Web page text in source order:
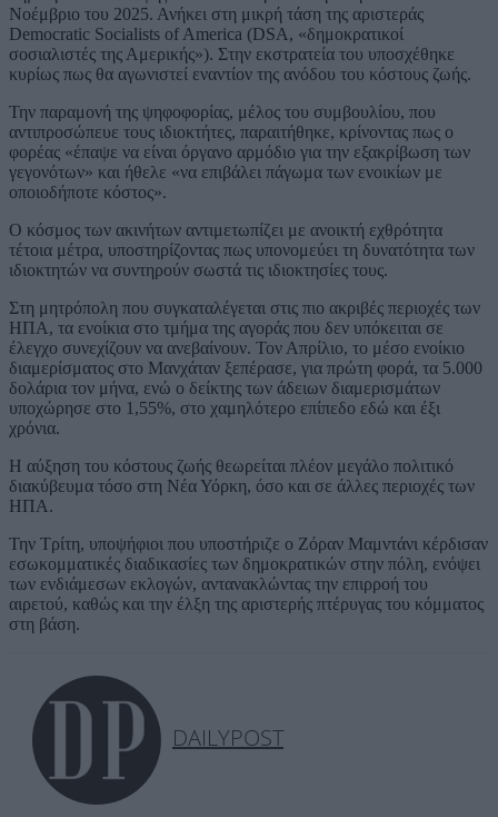
Νοέμβριο του 2025. Ανήκει στη μικρή τάση της αριστεράς
Democratic Socialists of America (DSA, «δημοκρατικοί
σοσιαλιστές της Αμερικής»). Στην εκστρατεία του υποσχέθηκε
κυρίως πως θα αγωνιστεί εναντίον της ανόδου του κόστους ζωής.
Την παραμονή της ψηφοφορίας, μέλος του συμβουλίου, που
αντιπροσώπευε τους ιδιοκτήτες, παραιτήθηκε, κρίνοντας πως ο
φορέας «έπαψε να είναι όργανο αρμόδιο για την εξακρίβωση των
γεγονότων» και ήθελε «να επιβάλει πάγωμα των ενοικίων με
οποιοδήποτε κόστος».
Ο κόσμος των ακινήτων αντιμετωπίζει με ανοικτή εχθρότητα
τέτοια μέτρα, υποστηρίζοντας πως υπονομεύει τη δυνατότητα των
ιδιοκτητών να συντηρούν σωστά τις ιδιοκτησίες τους.
Στη μητρόπολη που συγκαταλέγεται στις πιο ακριβές περιοχές των
ΗΠΑ, τα ενοίκια στο τμήμα της αγοράς που δεν υπόκειται σε
έλεγχο συνεχίζουν να ανεβαίνουν. Τον Απρίλιο, το μέσο ενοίκιο
διαμερίσματος στο Μανχάταν ξεπέρασε, για πρώτη φορά, τα 5.000
δολάρια τον μήνα, ενώ ο δείκτης των άδειων διαμερισμάτων
υποχώρησε στο 1,55%, στο χαμηλότερο επίπεδο εδώ και έξι
χρόνια.
Η αύξηση του κόστους ζωής θεωρείται πλέον μεγάλο πολιτικό
διακύβευμα τόσο στη Νέα Υόρκη, όσο και σε άλλες περιοχές των
ΗΠΑ.
Την Τρίτη, υποψήφιοι που υποστήριζε ο Ζόραν Μαμντάνι κέρδισαν
εσωκομματικές διαδικασίες των δημοκρατικών στην πόλη, ενόψει
των ενδιάμεσων εκλογών, αντανακλώντας την επιρροή του
αιρετού, καθώς και την έλξη της αριστερής πτέρυγας του κόμματος
στη βάση.
DAILYPOST